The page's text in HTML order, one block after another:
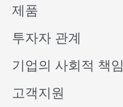
제품
투자자 관계
기업의 사회적 책임
고객지원